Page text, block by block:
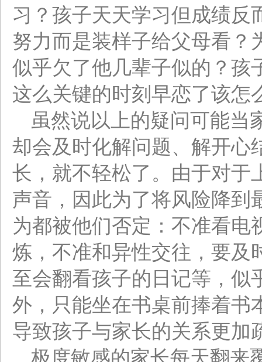
习？孩子天天学习但成绩反
努力而是装样子给父母看？
似乎欠了他几辈子似的？孩
这么关键的时刻早恋了该怎
虽然说以上的疑问可能当
却会及时化解问题、解开心
长，就不轻松了。由于对于
声音，因此为了将风险降到
为都被他们否定：不准看电
炼，不准和异性交往，要及
至会翻看孩子的日记等，似
外，只能坐在书桌前捧着书
导致孩子与家长的关系更加
极度敏感的家长每天翻来